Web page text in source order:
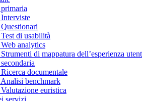
di usabilità
analytics
di mappatura dell’esperienza
documentale
benchmark
euristica
servizi